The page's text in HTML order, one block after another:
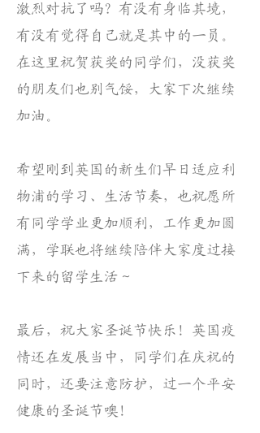
激烈对抗了吗？有没有身临其境，
有没有觉得自己就是其中的一员。
在这里祝贺获奖的同学们，没获奖
的朋友们也别气馁，大家下次继续
加油。
希望刚到英国的新生们早日适应利
物浦的学习、生活节奏，也祝愿所
有同学学业更加顺利，工作更加圆
满，学联也将继续陪伴大家度过接
下来的留学生活～
最后，祝大家圣诞节快乐！英国疫
情还在发展当中，同学们在庆祝的
同时，还要注意防护，过一个平安
健康的圣诞节噢！